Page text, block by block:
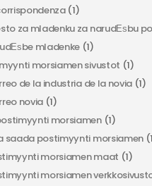
(1)
za mladenku za narudЕѕbu
mladenke (1)
morsiamen sivustot (1)
de la industria de la novia(1)
novia (1)
morsiamen(1)
saada postimyynti morsiamen
morsiamen maat (1)
morsiamen